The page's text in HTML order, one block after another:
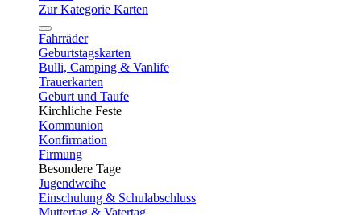
Zur Kategorie Karten
Fahrräder
Geburtstagskarten
Bulli, Camping & Vanlife
Trauerkarten
Geburt und Taufe
Kirchliche Feste
Kommunion
Konfirmation
Firmung
Besondere Tage
Jugendweihe
Einschulung & Schulabschluss
Muttertag & Vatertag